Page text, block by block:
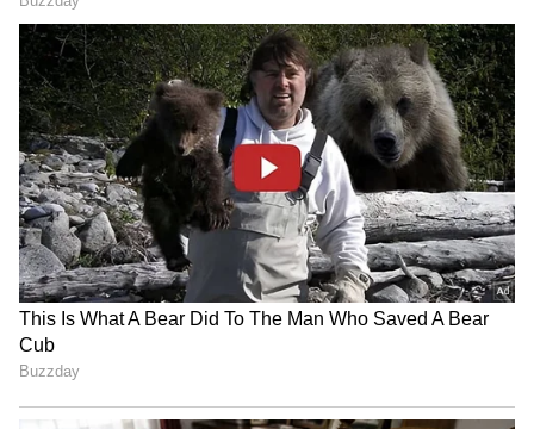
இதற்கு காரணம் அவர் அணிந்து வரும்
புடவை, அவருடைய ஹேர்ஸ்டைல் மற்றும்
அவர் பேசும் விதம் ஆகியவை சிறியவர்
முதல் பெரியவர் வரை அனைத்து
வயதினரையும் பெரிதும் கவர்ந்தது.
ஒவ்வொரு வார இறுதியில் அந்நிகழ்ச்சி
ஒளிபரப்பாகும் போகும் டிஆர்பி எகிற
ஆரம்பித்தது.
இதையும் படியுங்கள்...ரூ.100 கோடிக்கு
மேல் வசூல்..திருப்புமுனை தந்த
திருச்சிற்றம்பலம்- ஹாட்ரிக் தோல்விக்கு